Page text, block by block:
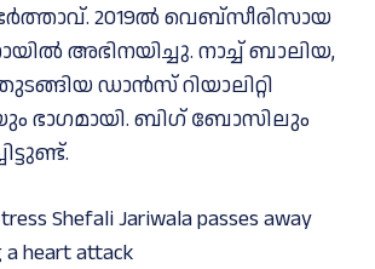
2019ൽ വെബ്സീരിസായ
​അഭിനയിച്ചു. നാച്ച് ബാലിയ,
ഡാൻസ് റിയാലിറ്റി
ഭാഗമായി. ബിഗ് ബോസിലും
Shefali Jariwala passes away
heart attack